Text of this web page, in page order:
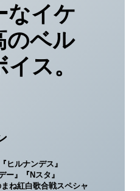
なイケ
のベル
ス。
ヒルナンデス』
ー』『Nスタ』
ね紅白歌合戦スペシャ